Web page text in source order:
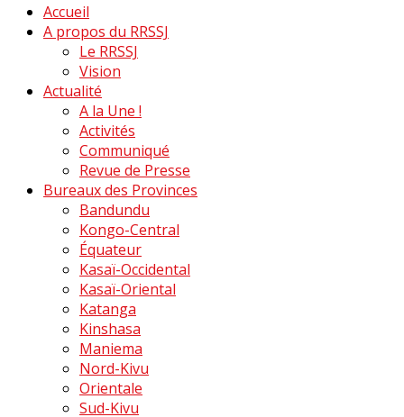
Accueil
A propos du RRSSJ
Le RRSSJ
Vision
Actualité
A la Une !
Activités
Communiqué
Revue de Presse
Bureaux des Provinces
Bandundu
Kongo-Central
Équateur
Kasaï-Occidental
Kasaï-Oriental
Katanga
Kinshasa
Maniema
Nord-Kivu
Orientale
Sud-Kivu